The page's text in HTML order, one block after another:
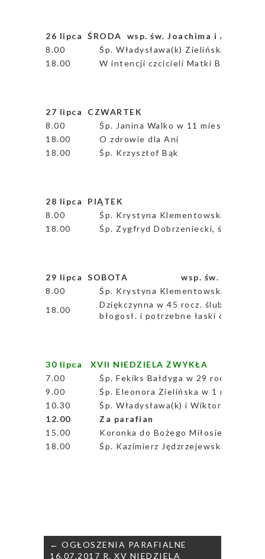
26 lipca ŚRODA wsp. św. Joachima i Anny
8.00
Śp. Władysława(k) Zielińska w 1
18.00
W intencji czcicieli Matki Bożej
27 lipca CZWARTEK
8.00
Śp. Janina Walko w 11 miesiąc po
18.00
O zdrowie dla Ani
18.00
Śp. Krzysztof Bąk
28 lipca PIĄTEK
8.00
Śp. Krystyna Klementowska, śp.
18.00
Śp. Zygfryd Dobrzeniecki, śp.
29 lipca SOBOTA wsp. św.
8.00
Śp. Krystyna Klementowska, śp.
18.00
Dziękczynna w 45 rocz. ślubu Aliny i
błogosł. i potrzebne łaski dla
30 lipca XVII NIEDZIELA ZWYKŁA
7.00
Śp. Fekiks Bałdyga w 29 rocz.
9.00
Śp. Eleonora Zielińska w 1 rocz.
10.30
Śp. Władysława(k) i Wiktor Rudko,
12.00
Za parafian
15.00
Koronka do Bożego Miłosierdzia
18.00
Śp. Kazimierz Jędzrzejewski w 1
Nawigacja
wpisu
← OGŁOSZENIA PARAFIALNE
16.07.2017 R. XV NIEDZIELA